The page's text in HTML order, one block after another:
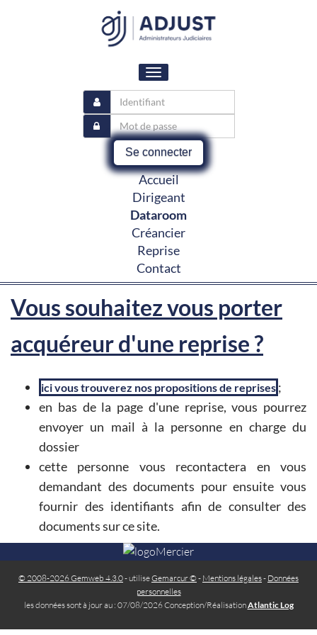
Toggle
navigation
Se connecter
Accueil
Dirigeant
Dataroom
Créancier
Reprise
Contact
Vous souhaitez vous porter
acquéreur d'une reprise ?
ici vous trouverez nos propositions de reprises ;
en bas de la page d'une reprise, vous pourrez
envoyer un mail à la personne en charge du
dossier
cette personne vous recontactera en vous
demandant des documents pour ensuite vous
fournir des identifiants afin de consulter des
documents sur ce site.
© 2008-2026 Gemweb 4.3.0- utiliseGemarcur © - Mentions légales- Données
personnelles
les données sont à jour au : 07/08/2026 Conception/RéalisationAtlantic Log